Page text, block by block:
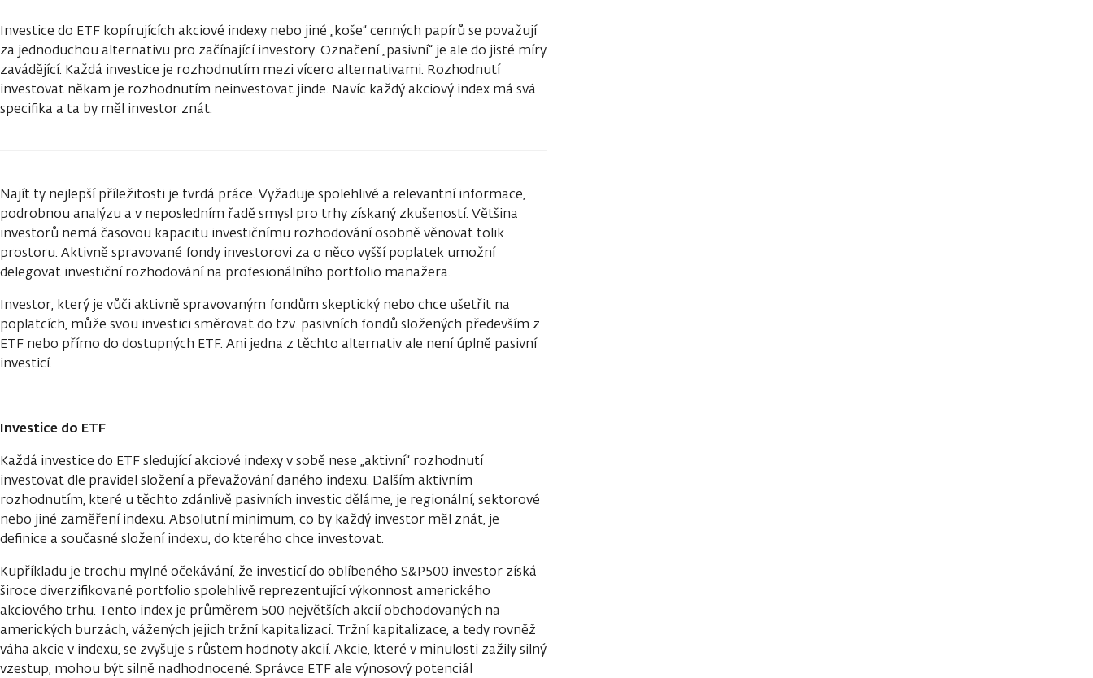
Investice do ETF kopírujících akciové indexy nebo jiné „koše“ cenných papírů se považují
za jednoduchou alternativu pro začínající investory. Označení „pasivní“ je ale do jisté míry
zavádějící. Každá investice je rozhodnutím mezi vícero alternativami. Rozhodnutí
investovat někam je rozhodnutím neinvestovat jinde. Navíc každý akciový index má svá
specifika a ta by měl investor znát.
Najít ty nejlepší příležitosti je tvrdá práce. Vyžaduje spolehlivé a relevantní informace,
podrobnou analýzu a v neposledním řadě smysl pro trhy získaný zkušeností. Většina
investorů nemá časovou kapacitu investičnímu rozhodování osobně věnovat tolik
prostoru. Aktivně spravované fondy investorovi za o něco vyšší poplatek umožní
delegovat investiční rozhodování na profesionálního portfolio manažera.
Investor, který je vůči aktivně spravovaným fondům skeptický nebo chce ušetřit na
poplatcích, může svou investici směrovat do tzv. pasivních fondů složených především z
ETF nebo přímo do dostupných ETF. Ani jedna z těchto alternativ ale není úplně pasivní
investicí.
Investice do ETF
Každá investice do ETF sledující akciové indexy v sobě nese „aktivní“ rozhodnutí
investovat dle pravidel složení a převažování daného indexu. Dalším aktivním
rozhodnutím, které u těchto zdánlivě pasivních investic děláme, je regionální, sektorové
nebo jiné zaměření indexu. Absolutní minimum, co by každý investor měl znát, je
definice a současné složení indexu, do kterého chce investovat.
Kupříkladu je trochu mylné očekávání, že investicí do oblíbeného S&P500 investor získá
široce diverzifikované portfolio spolehlivě reprezentující výkonnost amerického
akciového trhu. Tento index je průměrem 500 největších akcií obchodovaných na
amerických burzách, vážených jejich tržní kapitalizací. Tržní kapitalizace, a tedy rovněž
váha akcie v indexu, se zvyšuje s růstem hodnoty akcií. Akcie, které v minulosti zažily silný
vzestup, mohou být silně nadhodnocené. Správce ETF ale výnosový potenciál